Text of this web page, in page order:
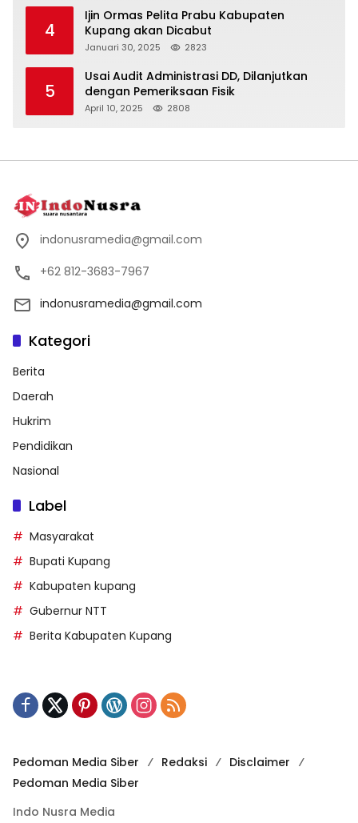
4
Ijin Ormas Pelita Prabu Kabupaten
Kupang akan Dicabut
Januari 30, 2025 2823
5
Usai Audit Administrasi DD, Dilanjutkan
dengan Pemeriksaan Fisik
April 10, 2025 2808
indonusramedia@gmail.com
+62 812-3683-7967
indonusramedia@gmail.com
Kategori
Berita
Daerah
Hukrim
Pendidikan
Nasional
Label
Masyarakat
Bupati Kupang
Kabupaten kupang
Gubernur NTT
Berita Kabupaten Kupang
Pedoman Media Siber Redaksi
Disclaimer
Pedoman Media Siber
Indo Nusra Media